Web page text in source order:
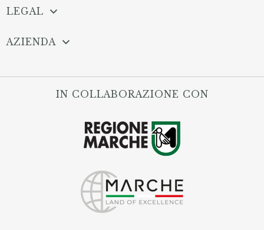
LEGAL
AZIENDA
IN COLLABORAZIONE CON